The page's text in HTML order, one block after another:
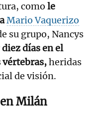
como le
Mario Vaquerizo
su grupo, Nancys
diez días en el
vértebras,heridas
de visión.
Milán